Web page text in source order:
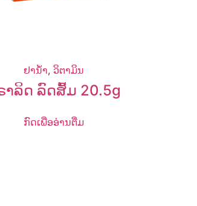
ຢານ້ຳ, ວິຕາມິນ
າລິດ ລົດສົ້ມ 20.5g
ກົດເພື່ອອ່ານຕື່ມ